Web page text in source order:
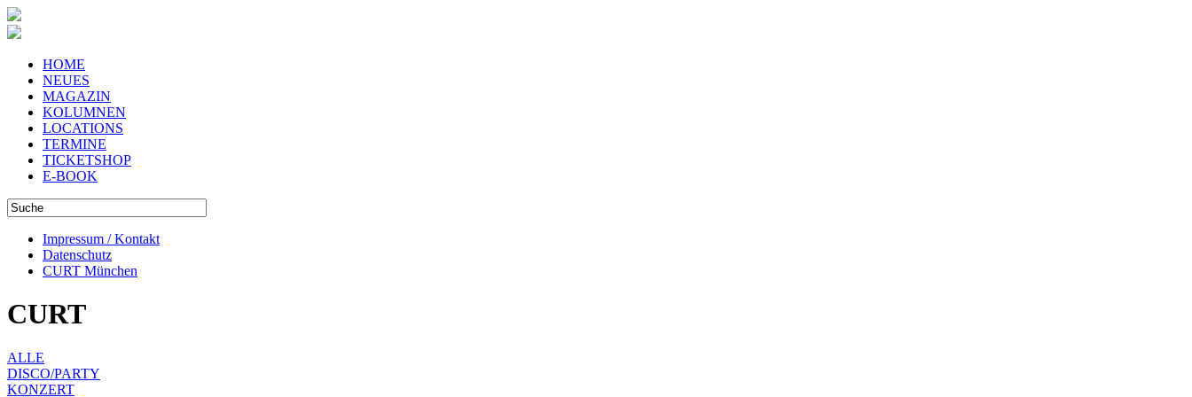
HOME
NEUES
MAGAZIN
KOLUMNEN
LOCATIONS
TERMINE
TICKETSHOP
E-BOOK
Impressum / Kontakt
Datenschutz
CURT München
CURT
ALLE
DISCO/PARTY
KONZERT